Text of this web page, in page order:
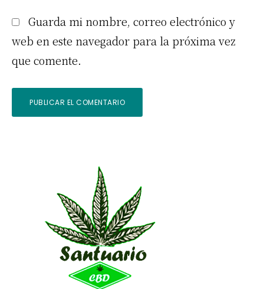
Guarda mi nombre, correo electrónico y
web en este navegador para la próxima vez
que comente.
lateral
primaria